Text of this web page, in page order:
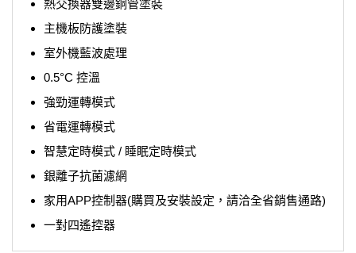
熱交換器雙邊銅管塗裝
主機板防護塗裝
室外機藍波處理
0.5°C 控溫
強勁運轉模式
省電運轉模式
智慧定時模式 / 睡眠定時模式
銀離子抗菌濾網
家用APP控制器(購買及安裝設定，請洽全省銷售通路)
一對四遙控器